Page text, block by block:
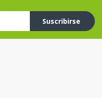
Suscribirse